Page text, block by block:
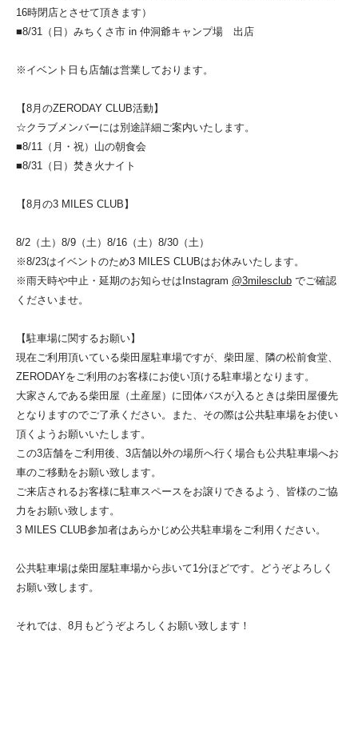
16時閉店とさせて頂きます）
■8/31（日）みちくさ市 in 仲洞爺キャンプ場 出店
※イベント日も店舗は営業しております。
【8月のZERODAY CLUB活動】
☆クラブメンバーには別途詳細ご案内いたします。
■8/11（月・祝）山の朝食会
■8/31（日）焚き火ナイト
【8月の3 MILES CLUB】
8/2（土）8/9（土）8/16（土）8/30（土）
※8/23はイベントのため3 MILES CLUBはお休みいたします。
※雨天時や中止・延期のお知らせはInstagram @3milesclub でご確認
くださいませ。
【駐車場に関するお願い】
現在ご利用頂いている柴田屋駐車場ですが、柴田屋、隣の松前食堂、
ZERODAYをご利用のお客様にお使い頂ける駐車場となります。
大家さんである柴田屋（土産屋）に団体バスが入るときは柴田屋優先
となりますのでご了承ください。また、その際は公共駐車場をお使い
頂くようお願いいたします。
この3店舗をご利用後、3店舗以外の場所へ行く場合も公共駐車場へお
車のご移動をお願い致します。
ご来店されるお客様に駐車スペースをお譲りできるよう、皆様のご協
力をお願い致します。
3 MILES CLUB参加者はあらかじめ公共駐車場をご利用ください。
公共駐車場は柴田屋駐車場から歩いて1分ほどです。どうぞよろしく
お願い致します。
それでは、8月もどうぞよろしくお願い致します！